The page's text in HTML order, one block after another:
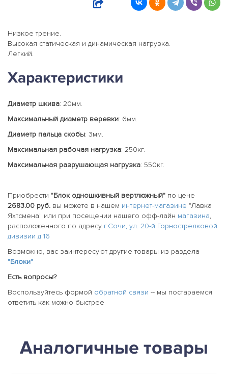
Низкое трение.
Высокая статическая и динамическая нагрузка.
Легкий.
Характеристики
Диаметр шкива: 20мм.
Максимальный диаметр веревки: 6мм.
Диаметр пальца скобы: 3мм.
Максимальная рабочая нагрузка: 250кг.
Максимальная разрушающая нагрузка: 550кг.
Приобрести "Блок одношкивный вертлюжный" по цене
2683.00 руб. вы можете в нашем интернет-магазине "Лавка
Яхтсмена" или при посещении нашего офф-лайн магазина,
расположенного по адресу г.Сочи, ул. 20-й Горнострелковой
дивизии д 16
Возможно, вас заинтересуют другие товары из раздела
"Блоки"
Есть вопросы?
Воспользуйтесь формой обратной связи -- мы постараемся
ответить как можно быстрее
Аналогичные товары